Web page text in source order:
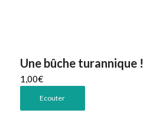
Une bûche turannique !
1,00€
Ecouter